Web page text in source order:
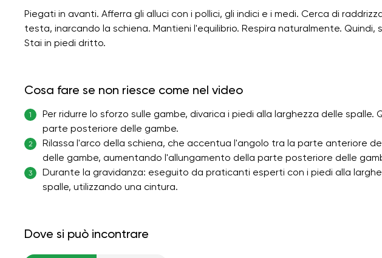
Piegati in avanti. Afferra gli alluci con i pollici, gli indici e i medi. Cerca di
testa, inarcando la schiena. Mantieni l'equilibrio. Respira naturalmente. Quindi,
Stai in piedi dritto.
Cosa fare se non riesce come nel video
1
Per ridurre lo sforzo sulle gambe, divarica i piedi alla larghezza delle spalle.
parte posteriore delle gambe.
2
Rilassa l'arco della schiena, che accentua l'angolo tra la parte anteriore
delle gambe, aumentando l'allungamento della parte posteriore delle
3
Durante la gravidanza: eseguito da praticanti esperti con i piedi alla
spalle, utilizzando una cintura.
Dove si può incontrare